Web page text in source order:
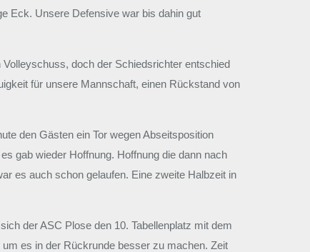
Eck. Unsere Defensive war bis dahin gut
doch der Schiedsrichter entschied
für unsere Mannschaft, einen Rückstand von
den Gästen ein Tor wegen Abseitsposition
gab wieder Hoffnung. Hoffnung die dann nach
es auch schon gelaufen. Eine zweite Halbzeit in
der ASC Plose den 10. Tabellenplatz mit dem
es in der Rückrunde besser zu machen. Zeit